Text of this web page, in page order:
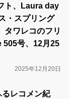
ト、Laura day
・スプリング
ワレコのフリ
505号、12月25
2025年12月20日
るレコメン紀